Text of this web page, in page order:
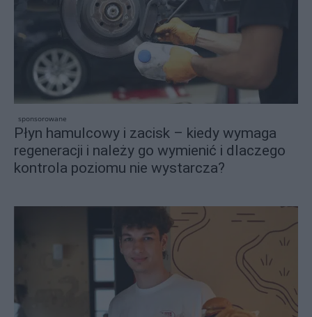
sponsorowane
Płyn hamulcowy i zacisk – kiedy wymaga
regeneracji i należy go wymienić i dlaczego
kontrola poziomu nie wystarcza?